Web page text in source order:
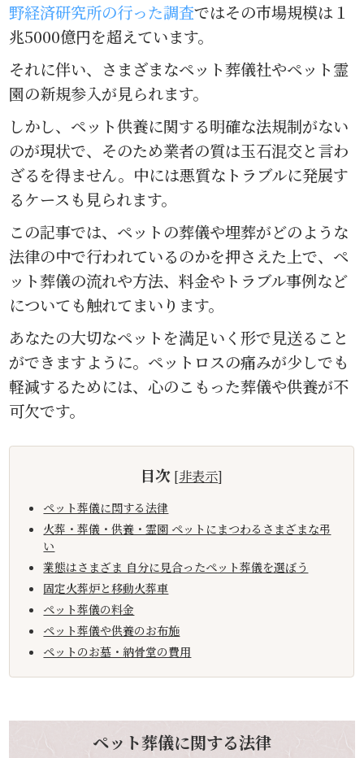
野経済研究所の行った調査ではその市場規模は１
兆5000億円を超えています。
それに伴い、さまざまなペット葬儀社やペット霊
園の新規参入が見られます。
しかし、ペット供養に関する明確な法規制がない
のが現状で、そのため業者の質は玉石混交と言わ
ざるを得ません。中には悪質なトラブルに発展す
るケースも見られます。
この記事では、ペットの葬儀や埋葬がどのような
法律の中で行われているのかを押さえた上で、ペ
ット葬儀の流れや方法、料金やトラブル事例など
についても触れてまいります。
あなたの大切なペットを満足いく形で見送ること
ができますように。ペットロスの痛みが少しでも
軽減するためには、心のこもった葬儀や供養が不
可欠です。
目次 [非表示]
ペット葬儀に関する法律
火葬・葬儀・供養・霊園 ペットにまつわるさまざまな弔
い
業態はさまざま 自分に見合ったペット葬儀を選ぼう
固定火葬炉と移動火葬車
ペット葬儀の料金
ペット葬儀や供養のお布施
ペットのお墓・納骨堂の費用
ペット葬儀に関する法律